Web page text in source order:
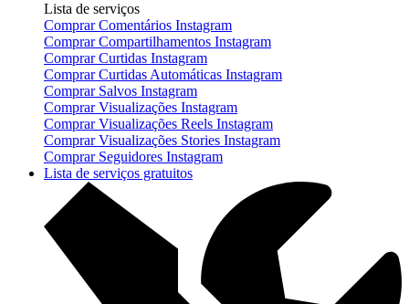
Lista de serviços
Comprar Comentários Instagram
Comprar Compartilhamentos Instagram
Comprar Curtidas Instagram
Comprar Curtidas Automáticas Instagram
Comprar Salvos Instagram
Comprar Visualizações Instagram
Comprar Visualizações Reels Instagram
Comprar Visualizações Stories Instagram
Comprar Seguidores Instagram
Lista de serviços gratuitos